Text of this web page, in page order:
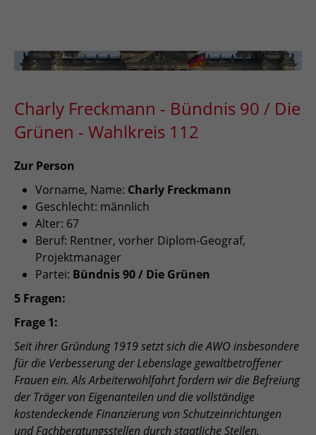
Charly Freckmann - Bündnis 90 / Die
Grünen - Wahlkreis 112
Zur Person
Vorname, Name: Charly Freckmann
Geschlecht: männlich
Alter: 67
Beruf: Rentner, vorher Diplom-Geograf,
Projektmanager
Partei: Bündnis 90 / Die Grünen
5 Fragen:
Frage 1:
Seit ihrer Gründung 1919 setzt sich die AWO insbesondere
für die Verbesserung der Lebenslage gewaltbetroffener
Frauen ein. Als Arbeiterwohlfahrt fordern wir die Befreiung
der Träger von Eigenanteilen und die vollständige
kostendeckende Finanzierung von Schutzeinrichtungen
und Fachberatungsstellen durch staatliche Stellen.